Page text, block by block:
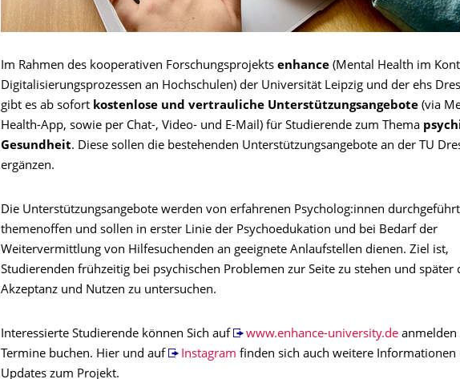
Im Rahmen des kooperativen Forschungsprojekts enhance (Mental Health im
Digitalisierungsprozessen an Hochschulen) der Universität Leipzig und der ehs
gibt es ab sofort kostenlose und vertrauliche Unterstützungsangebote (via
Health-App, sowie per Chat-, Video- und E-Mail) für Studierende zum Thema
Gesundheit. Diese sollen die bestehenden Unterstützungsangebote an der TU
ergänzen.
Die Unterstützungsangebote werden von erfahrenen Psycholog:innen
themenoffen und sollen in erster Linie der Psychoedukation und bei Bedarf der
Weitervermittlung von Hilfesuchenden an geeignete Anlaufstellen dienen. Ziel ist,
Studierenden frühzeitig bei psychischen Problemen zur Seite zu stehen und später
Akzeptanz und Nutzen zu untersuchen.
Interessierte Studierende können Sich auf www.enhance-university.deanmelden
Termine buchen. Hier und auf
Instagram finden sich auch weitere Informationen
Updates zum Projekt.